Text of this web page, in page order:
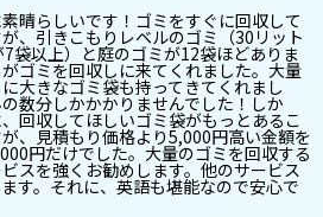
晴らしいです！ゴミをすぐに回収して
、引きこもりレベルのゴミ（30リット
袋以上）と庭のゴミが12袋ほどありま
ゴミを回収しに来てくれました。大量
大きなゴミ袋も持ってきてくれまし
数分しかかかりませんでした！しか
回収してほしいゴミ袋がもっとあるこ
、見積もり価格より5,000円高い金額を
円だけでした。大量のゴミを回収する
スを強くお勧めします。他のサービス
す。それに、英語も堪能なので安心で